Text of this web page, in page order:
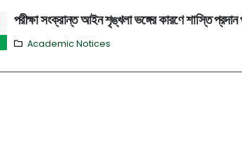
পরীক্ষা সংক্রান্ত আইন শৃঙ্খলা ভঙ্গের কারণে শাস্তি প্রদান
Academic Notices